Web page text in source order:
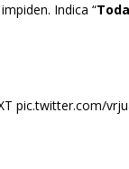
Indica “
pic.twitter.com/